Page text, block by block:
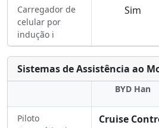
Carregador de
celular por
indução ℹ️
Sim
Sistemas de Assistência ao
BYD Han
Piloto
Cruise